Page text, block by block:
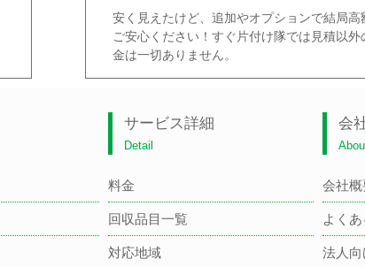
安く見えたけど、追加やオプションで結局高
ご安心ください！すぐ片付け隊では見積以外
金は一切ありません。
サービス詳細
Detail
料金
回収品目一覧
対応地域
会
会社概
よく
法人向